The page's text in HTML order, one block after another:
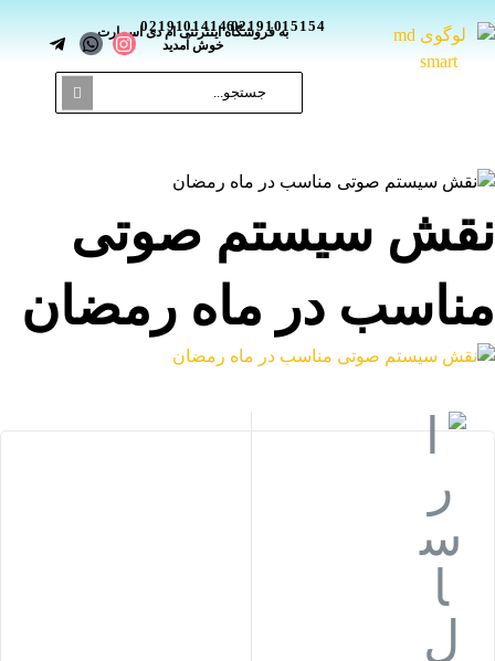
به فروشگاه اینترنتی ام دی اسمارت
خوش آمدید
02191014146_
02191015154
سیستم صوتی
در ماه رمضان